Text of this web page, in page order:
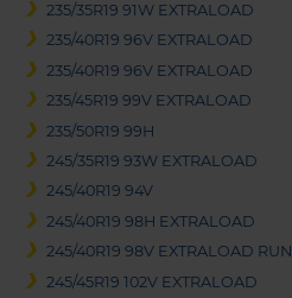
235/35R19 91W EXTRALOAD
235/40R19 96V EXTRALOAD
235/40R19 96V EXTRALOAD
235/45R19 99V EXTRALOAD
235/50R19 99H
245/35R19 93W EXTRALOAD
245/40R19 94V
245/40R19 98H EXTRALOAD
245/40R19 98V EXTRALOAD
245/45R19 102V EXTRALOAD